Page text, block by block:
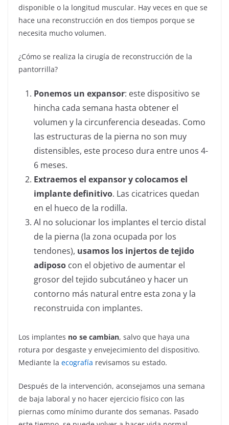
disponible o la longitud muscular. Hay veces en que se
hace una reconstrucción en dos tiempos porque se
necesita mucho volumen.
¿Cómo se realiza la cirugía de reconstrucción de la
pantorrilla?
Ponemos un expansor: este dispositivo se
hincha cada semana hasta obtener el
volumen y la circunferencia deseadas. Como
las estructuras de la pierna no son muy
distensibles, este proceso dura entre unos 4-
6 meses.
Extraemos el expansor y colocamos el
implante definitivo. Las cicatrices quedan
en el hueco de la rodilla.
Al no solucionar los implantes el tercio distal
de la pierna (la zona ocupada por los
tendones), usamos los injertos de tejido
adiposo con el objetivo de aumentar el
grosor del tejido subcutáneo y hacer un
contorno más natural entre esta zona y la
reconstruida con implantes.
Los implantes no se cambian, salvo que haya una
rotura por desgaste y envejecimiento del dispositivo.
Mediante la ecografía revisamos su estado.
Después de la intervención, aconsejamos una semana
de baja laboral y no hacer ejercicio físico con las
piernas como mínimo durante dos semanas. Pasado